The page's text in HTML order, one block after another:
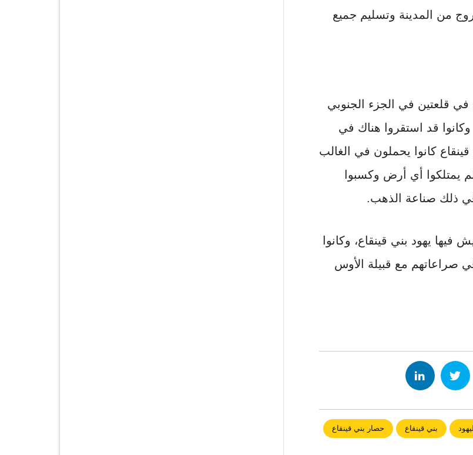
من المدينة وتسليم جميع
في قلعتين في الجزء الجنوبي
وكانوا قد استقروا هناك في
كانوا يحملون في الغالب
لم يمتلكوا أي أرض وكسبوا
في ذلك صناعة الذهب.
يهود بني قينقاع، وكانوا
صراعاتهم مع قبيلة الأوس
اليهود بني قينقاع حصار بني قينقاع